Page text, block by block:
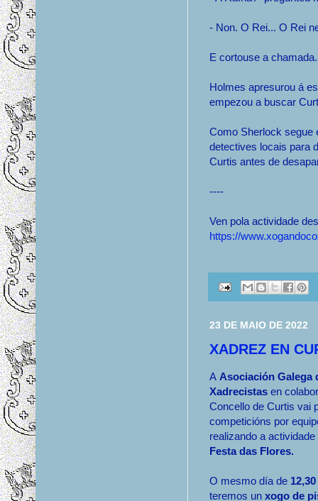
- Non. O Rei... O Rei
E cortouse a chamada.
Holmes apresurou á
empezou a buscar
Como Sherlock segue
detectives locais para
Curtis antes de
----
Ven pola actividade
https://
23 DE MAIO DE 2022
XADREZ EN
A Asociación Galega
Xadrecistas en
Concello de Curtis vai
competicións por
realizando a actividade
Festa das Flores.
O mesmo día de 12,30
teremos un xogo de